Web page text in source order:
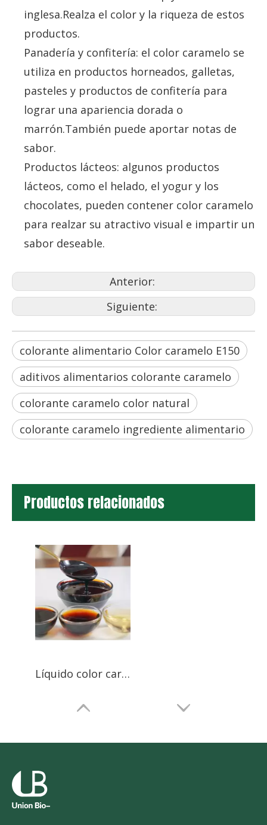
inglesa.Realza el color y la riqueza de estos
productos.
Panadería y confitería: el color caramelo se
utiliza en productos horneados, galletas,
pasteles y productos de confitería para
lograr una apariencia dorada o
marrón.También puede aportar notas de
sabor.
Productos lácteos: algunos productos
lácteos, como el helado, el yogur y los
chocolates, pueden contener color caramelo
para realzar su atractivo visual e impartir un
sabor deseable.
Anterior:
Siguiente:
colorante alimentario Color caramelo E150
aditivos alimentarios colorante caramelo
colorante caramelo color natural
colorante caramelo ingrediente alimentario
Productos relacionados
Líquido color caramelo